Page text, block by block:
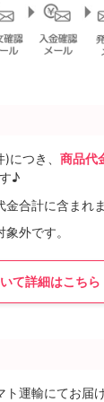
につき、 商品代
♪
合計に含まれま
外です。
て詳細はこちら
運輸にてお届